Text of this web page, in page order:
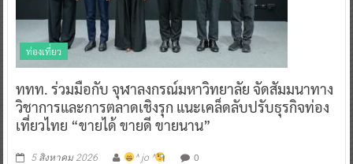
ท่องเที่ยว
ททท. ร่วมมือกับ จุฬาลงกรณ์มหาวิทยาลัย จัดสัมมนาทาง
วิชาการและการตลาดเชิงรุก แนะเคล็ดลับปรับธุรกิจท่อง
เที่ยวไทย “ขายได้ ขายดี ขายนาน”
5 สิงหาคม 2026 ^ jo ^ 0